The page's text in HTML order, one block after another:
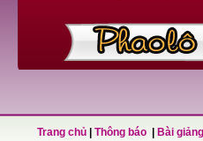
Trang chủ Thông báo Bài